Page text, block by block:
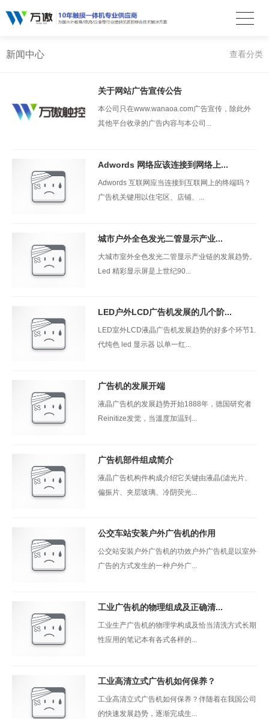
新闻中心 查看分类
关于网站广告宣传公告
本公司只在www.wanaoa.com广告宣传，除此外
其他平台收录的广告内容与本公司...
Adwords 网络应该连接到网络上...
Adwords 互联网应当连接到互联网上的终端吗？
广告机关键用以住宅区、店铺、...
城市户外全色发光二管显示产业...
大城市室外全色发光二管显示产业链的发展趋势。
Led 精彩显示屏是上世纪90...
LED户外LCD广告机发展的几个阶...
LED室外LCD液晶广告机发展趋势的好多个环节1.
代纯色 led 显示器 以单一红...
广告机的发展开端
液晶广告机的发展趋势开始1888年，德国研究者
Reinitize发觉，当溫度加温到...
广告机部件组成简介
液晶广告机构件构成介绍它关键由液晶(滤光片、
偏振片、夹层玻璃、冷阴荧光...
公交车站安装户外广告机的作用
公交站安裝户外广告机的功效户外广告机是以室外
广告的方式发生的一种户外广...
工业广告机的物理组成及正确清...
工业生产广告机的物理学构成及恰当清洗方式长期
性应用的笔记本有各式各样的...
工业高清立式广告机如何保养？
工业高清立式广告机如何保养？伴随着在我国公司
的快速发展趋势，逐渐完成生...